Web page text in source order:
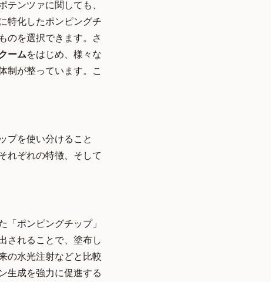
ンツァに関しても、
特化したポンピングチ
のを選択できます。さ
ームをはじめ、様々な
制が整っています。こ
プを使い分けること
れぞれの特徴、そして
ポンピングチップ」
されることで、塗布し
の水光注射などと比較
生成を強力に促進する